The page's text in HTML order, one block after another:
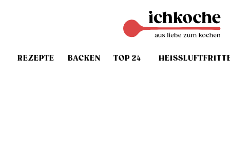
REZEPTE BACKEN TOP 24